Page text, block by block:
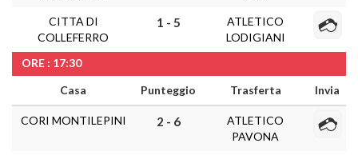
CITTA DI
COLLEFERRO
1 - 5
ATLETICO
LODIGIANI
ORE : 17:30
Casa
Punteggio Trasferta Invia
CORI MONTILEPINI 2 - 6
ATLETICO
PAVONA